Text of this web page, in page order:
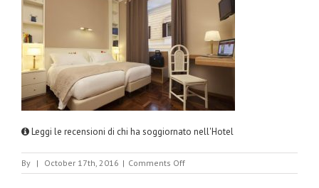
Leggi le recensioni di chi ha soggiornato nell'Hotel
By | October 17th, 2016 | Comments Offon
HotelItalia.jpg